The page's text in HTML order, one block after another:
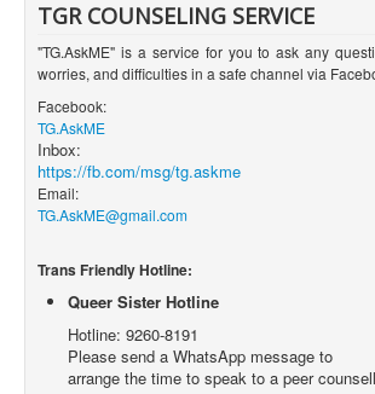
TGR COUNSELING SERVICE
"TG.AskME" is a service for you to ask any
worries, and difficulties in a safe channel via
Facebook:
TG.AskME
Inbox:
https://fb.com/msg/tg.askme
Email:
TG.AskME@gmail.com
Trans Friendly Hotline:
Queer Sister Hotline
Hotline: 9260-8191
Please send a WhatsApp message to
arrange the time to speak to a peer